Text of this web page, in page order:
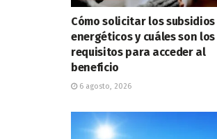
Cómo solicitar los subsidios
energéticos y cuáles son los
requisitos para acceder al
beneficio
6 agosto, 2026